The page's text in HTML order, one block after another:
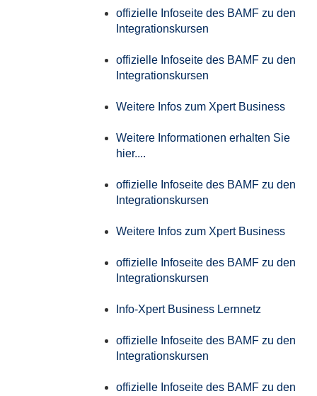
offizielle Infoseite des BAMF zu den
Integrationskursen
offizielle Infoseite des BAMF zu den
Integrationskursen
Weitere Infos zum Xpert Business
Weitere Informationen erhalten Sie
hier....
offizielle Infoseite des BAMF zu den
Integrationskursen
Weitere Infos zum Xpert Business
offizielle Infoseite des BAMF zu den
Integrationskursen
Info-Xpert Business Lernnetz
offizielle Infoseite des BAMF zu den
Integrationskursen
offizielle Infoseite des BAMF zu den